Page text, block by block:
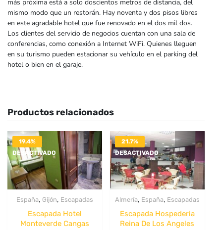
más próxima está a solo doscientos metros de distancia, del
mismo modo que un restorán. Hay noventa y dos pisos libres
en este agradable hotel que fue renovado en el dos mil dos.
Los clientes del servicio de negocios cuentan con una sala de
conferencias, como conexión a Internet WiFi. Quienes lleguen
en su turismo pueden estacionar su vehículo en el parking del
hotel o bien en el garaje.
Productos relacionados
19.4%
DESACTIVADO
España, Gijón, Escapadas
Escapada Hotel
Monteverde Cangas
21.7%
DESACTIVADO
Almería, España, Escapadas
Escapada Hospederia
Reina De Los Angeles